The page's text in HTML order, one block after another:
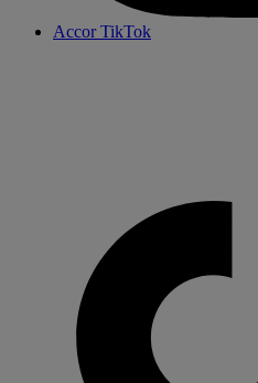
Accor TikTok